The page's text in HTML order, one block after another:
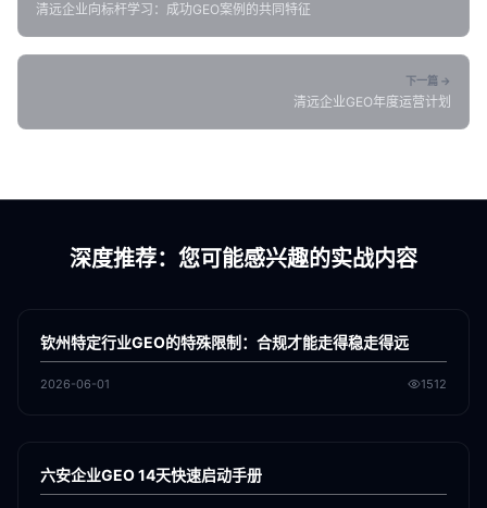
清远企业向标杆学习：成功GEO案例的共同特征
下一篇 →
清远企业GEO年度运营计划
深度推荐：您可能感兴趣的实战内容
GEO
钦州特定行业GEO的特殊限制：合规才能走得稳走得远
2026-06-01 1512
GEO
六安企业GEO 14天快速启动手册